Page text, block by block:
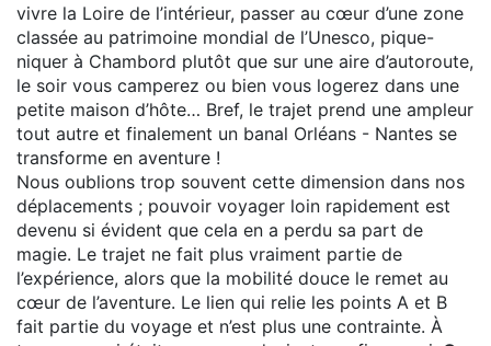
vivre la Loire de l’intérieur, passer au cœur d’une zone
classée au patrimoine mondial de l’Unesco, pique-
niquer à Chambord plutôt que sur une aire d’autoroute,
le soir vous camperez ou bien vous logerez dans une
petite maison d’hôte… Bref, le trajet prend une ampleur
tout autre et finalement un banal Orléans - Nantes se
transforme en aventure !
Nous oublions trop souvent cette dimension dans nos
déplacements ; pouvoir voyager loin rapidement est
devenu si évident que cela en a perdu sa part de
magie. Le trajet ne fait plus vraiment partie de
l’expérience, alors que la mobilité douce le remet au
cœur de l’aventure. Le lien qui relie les points A et B
fait partie du voyage et n’est plus une contrainte. À